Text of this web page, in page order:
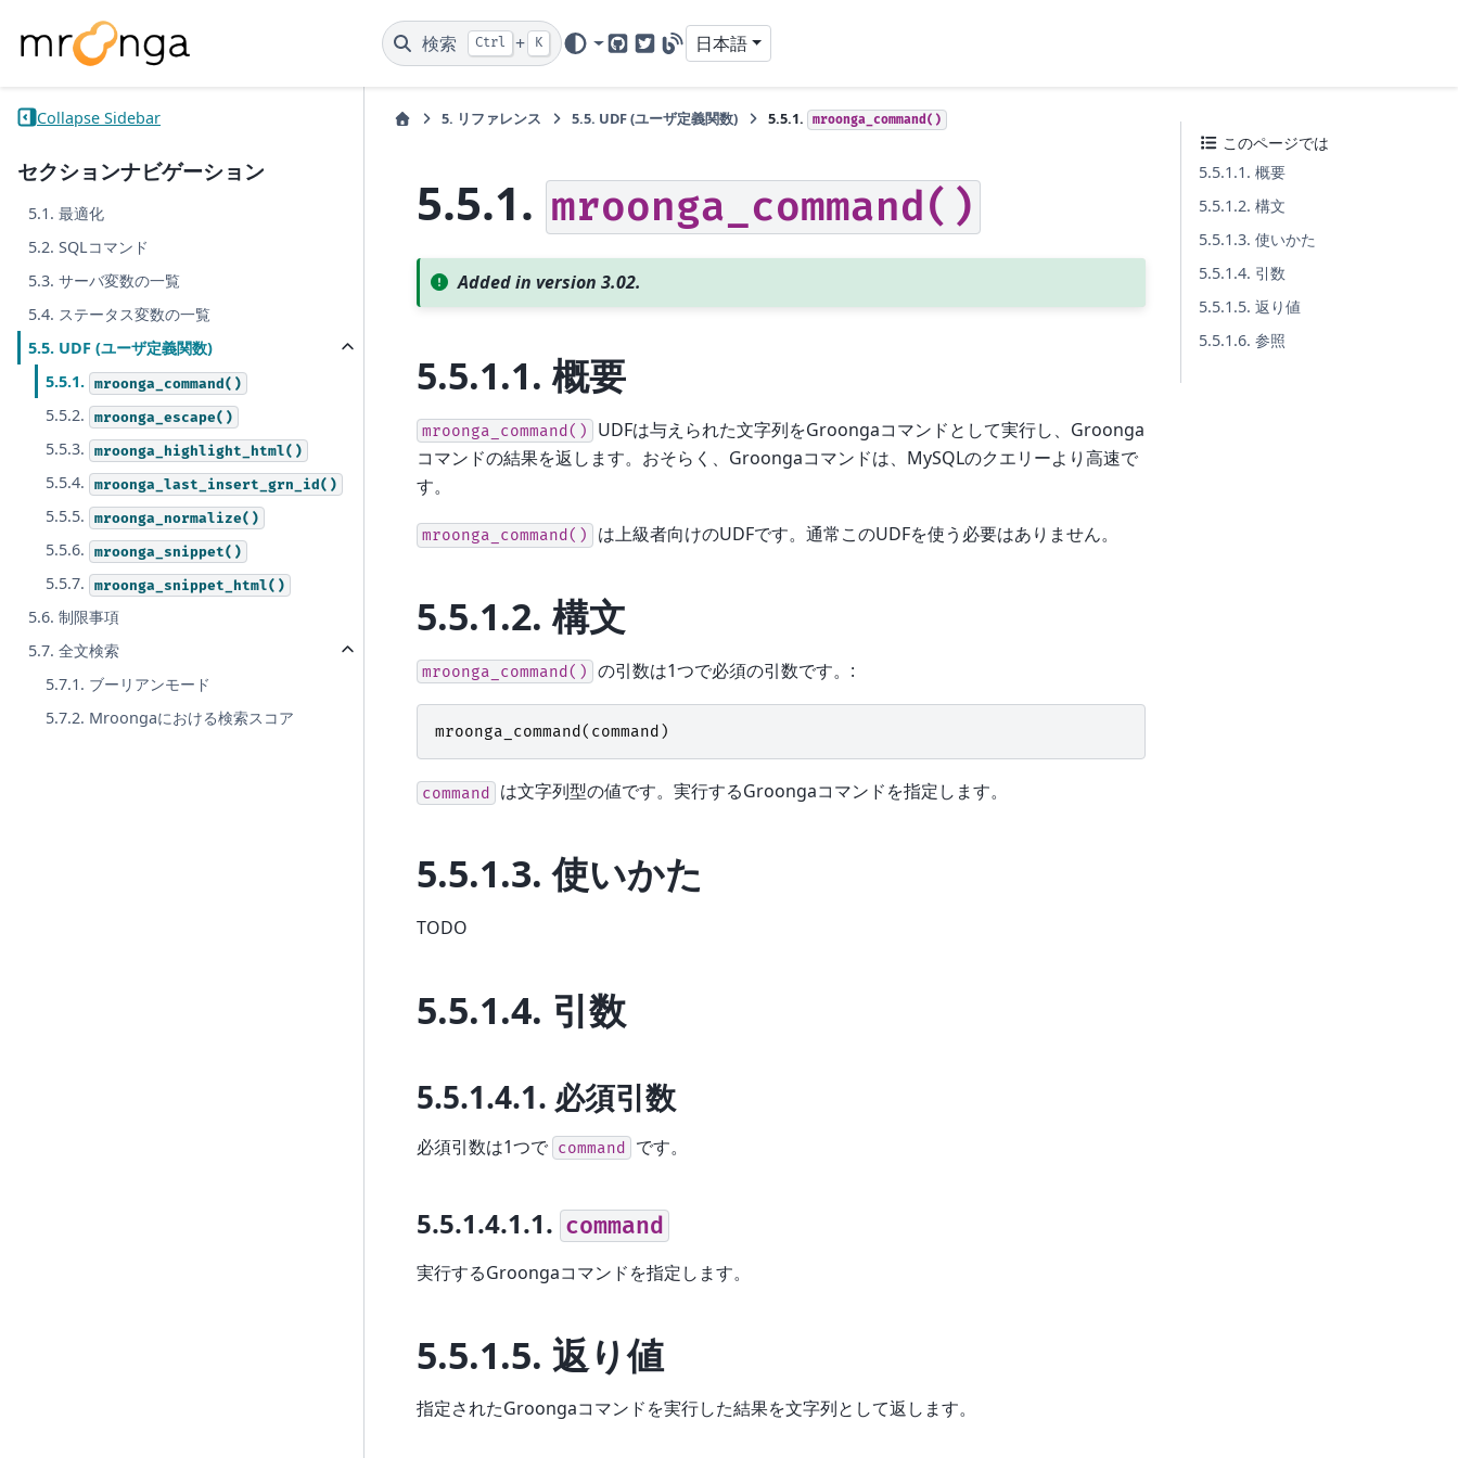
検索 Ctrl + K
GitHubTwitter
Blog
日本語
Collapse Sidebar
セクションナビゲーション
5.1. 最適化
5.2. SQLコマンド
5.3. サーバ変数の一覧
5.4. ステータス変数の一覧
5.5. UDF (ユーザ定義関数)
5.5.1. mroonga_command()
5.5.2. mroonga_escape()
5.5.3. mroonga_highlight_html()
5.5.4. mroonga_last_insert_grn_id()
5.5.5. mroonga_normalize()
5.5.6. mroonga_snippet()
5.5.7. mroonga_snippet_html()
5.6. 制限事項
5.7. 全文検索
5.7.1. ブーリアンモード
5.7.2. Mroongaにおける検索スコア
5. リファレンス 5.5. UDF (ユーザ定義関数) 5.5.1. mroonga_command()
5.5.1. mroonga_command()
Added in version 3.02.
5.5.1.1.概要
mroonga_command()
UDFは与えられた文字列をGroongaコマンドとして実行し、Groonga
コマンドの結果を返します。おそらく、Groongaコマンドは、MySQLのクエリーより高速で
す。
mroonga_command() は上級者向けのUDFです。通常このUDFを使う必要はありません。
5.5.1.2. 構文
mroonga_command() の引数は1つで必須の引数です。:
mroonga_command ( command )
command は文字列型の値です。実行するGroongaコマンドを指定します。
5.5.1.3.使いかた
TODO
5.5.1.4. 引数
5.5.1.4.1. 必須引数
必須引数は1つで command です。
5.5.1.4.1.1. command
実行するGroongaコマンドを指定します。
5.5.1.5. 返り値
指定されたGroongaコマンドを実行した結果を文字列として返します。
このページでは
5.5.1.1. 概要
5.5.1.2. 構文
5.5.1.3. 使いかた
5.5.1.4. 引数
5.5.1.5. 返り値
5.5.1.6. 参照